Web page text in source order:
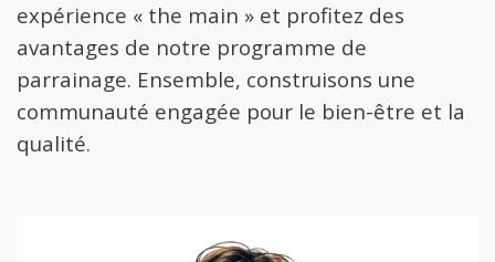
expérience « the main » et profitez des
avantages de notre programme de
parrainage. Ensemble, construisons une
communauté engagée pour le bien-être et la
qualité.